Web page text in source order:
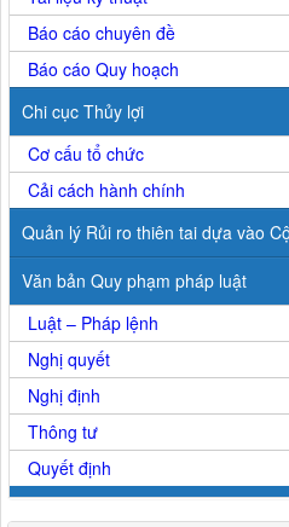
Báo cáo chuyên đề
Báo cáo Quy hoạch
Chi cục Thủy lợi
Cơ cấu tổ chức
Cải cách hành chính
Quản lý Rủi ro thiên tai dựa vào
Văn bản Quy phạm pháp luật
Luật – Pháp lệnh
Nghị quyết
Nghị định
Thông tư
Quyết định